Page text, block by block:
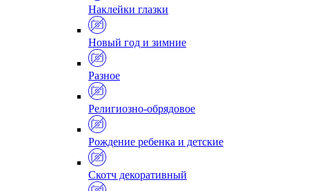
Наклейки глазки
Новый год и зимние
Разное
Религиозно-обрядовое
Рождение ребенка и детские
Скотч декоративный